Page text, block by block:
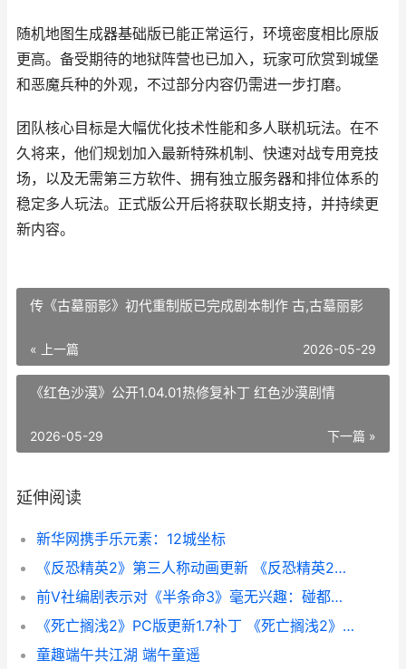
随机地图生成器基础版已能正常运行，环境密度相比原版
更高。备受期待的地狱阵营也已加入，玩家可欣赏到城堡
和恶魔兵种的外观，不过部分内容仍需进一步打磨。
团队核心目标是大幅优化技术性能和多人联机玩法。在不
久将来，他们规划加入最新特殊机制、快速对战专用竞技
场，以及无需第三方软件、拥有独立服务器和排位体系的
稳定多人玩法。正式版公开后将获取长期支持，并持续更
新内容。
传《古墓丽影》初代重制版已完成剧本制作 古,古墓丽影
« 上一篇 2026-05-29
《红色沙漠》公开1.04.01热修复补丁 红色沙漠剧情
下一篇 »
2026-05-29
延伸阅读
新华网携手乐元素：12城坐标
《反恐精英2》第三人称动画更新 《反恐精英2》直接安装游戏
前V社编剧表示对《半条命3》毫无兴趣：碰都不想碰
《死亡搁浅2》PC版更新1.7补丁 《死亡搁浅2》PC修改器
童趣端午共江湖 端午童遥